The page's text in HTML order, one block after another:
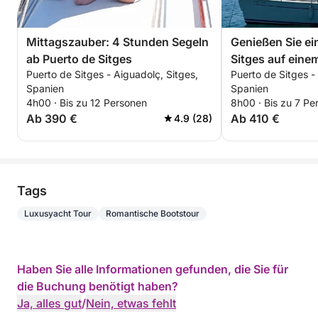
Mittagszauber: 4 Stunden Segeln
ab Puerto de Sitges
Puerto de Sitges - Aiguadolç, Sitges,
Spanien
4h00 · Bis zu 12 Personen
Ab 390 € 4.9 (28)
Genießen Sie
Sitges auf
Puerto de Sitges
Spanien
8h00 · Bis zu 7
Ab 410 €
Tags
Luxusyacht Tour Romantische Bootstour
Haben Sie alle Informationen gefunden, die Sie für
die Buchung benötigt haben?
Ja, alles gut/Nein, etwas fehlt